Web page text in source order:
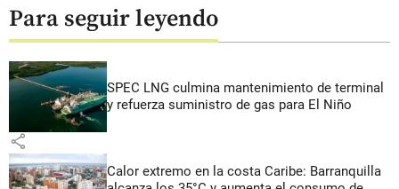
Para seguir leyendo
SPEC LNG culmina mantenimiento de terminal
y refuerza suministro de gas para El Niño
share
Calor extremo en la costa Caribe: Barranquilla